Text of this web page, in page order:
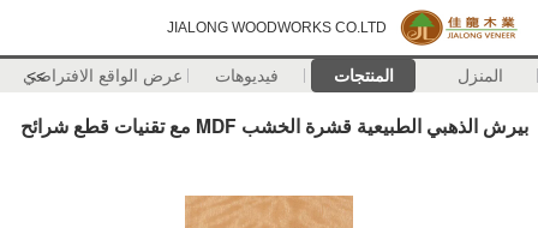
JIALONG WOODWORKS CO.LTD
المنزل المنتجات فيديوهات عرض الواقع الافتراضي
>>
بيرش الذهبي الطبيعية قشرة الخشب MDF مع تقنيات قطع شرائح